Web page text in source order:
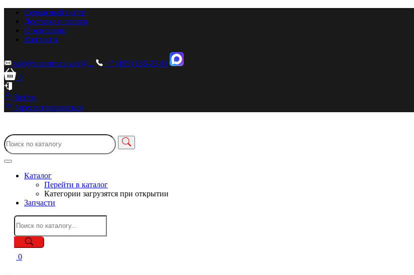
Сервисный центр
Доставка и оплата
О компании
Контакты
sale@zionstm.ru sale@...
+7 (495) 136-23-00
0
Войти
Зарегистрироваться
Каталог
Перейти в каталог
Категории загрузятся при открытии
Запчасти
0